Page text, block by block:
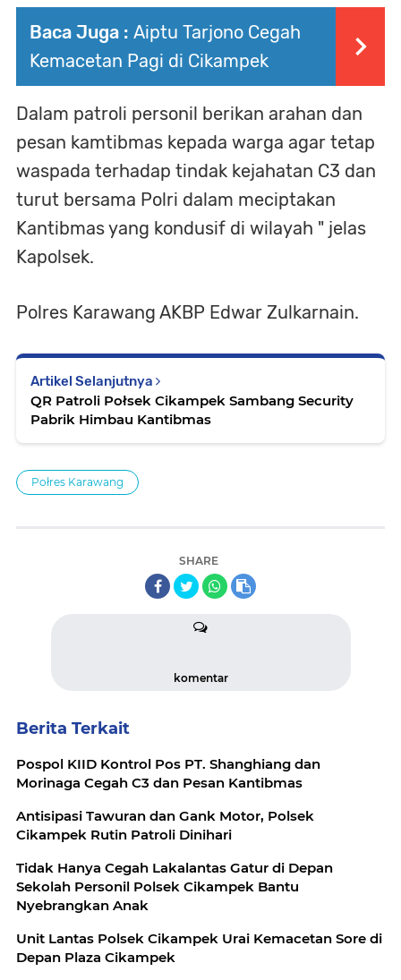
Baca Juga : Aiptu Tarjono Cegah
Kemacetan Pagi di Cikampek
Dalam patroli personil berikan arahan dan
pesan kamtibmas kepada warga agar tetap
waspada terhadap tindak kejahatan C3 dan
turut bersama Polri dalam meciptakan
Kantibmas yang kondusif di wilayah " jelas
Kapolsek.
Polres Karawang AKBP Edwar Zulkarnain.
Artikel Selanjutnya
QR Patroli Połsek Cikampek Sambang Security
Pabrik Himbau Kantibmas
Połres Karawang
SHARE
komentar
Berita Terkait
Pospol KIID Kontrol Pos PT. Shanghiang dan
Morinaga Cegah C3 dan Pesan Kantibmas
Antisipasi Tawuran dan Gank Motor, Polsek
Cikampek Rutin Patroli Dinihari
Tidak Hanya Cegah Lakalantas Gatur di Depan
Sekolah Personil Polsek Cikampek Bantu
Nyebrangkan Anak
Unit Lantas Polsek Cikampek Urai Kemacetan Sore di
Depan Plaza Cikampek